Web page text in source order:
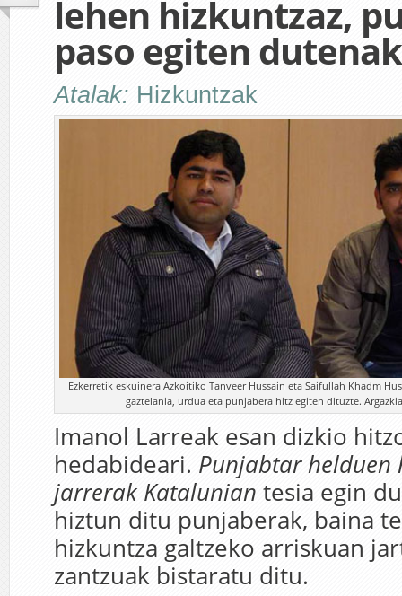
lehen hizkuntzaz,
paso egiten
Atalak: Hizkuntzak
Ezkerretik eskuinera Azkoitiko Tanveer Hussain eta Saifullah Khadm
gaztelania, urdua eta punjabera hitz egiten dituzte.
Imanol Larreak esan dizkio
hedabideari. Punjabtar helduen
jarrerak Katalunian tesia egin
hiztun ditu punjaberak, baina
hizkuntza galtzeko arriskuan
zantzuak bistaratu ditu.